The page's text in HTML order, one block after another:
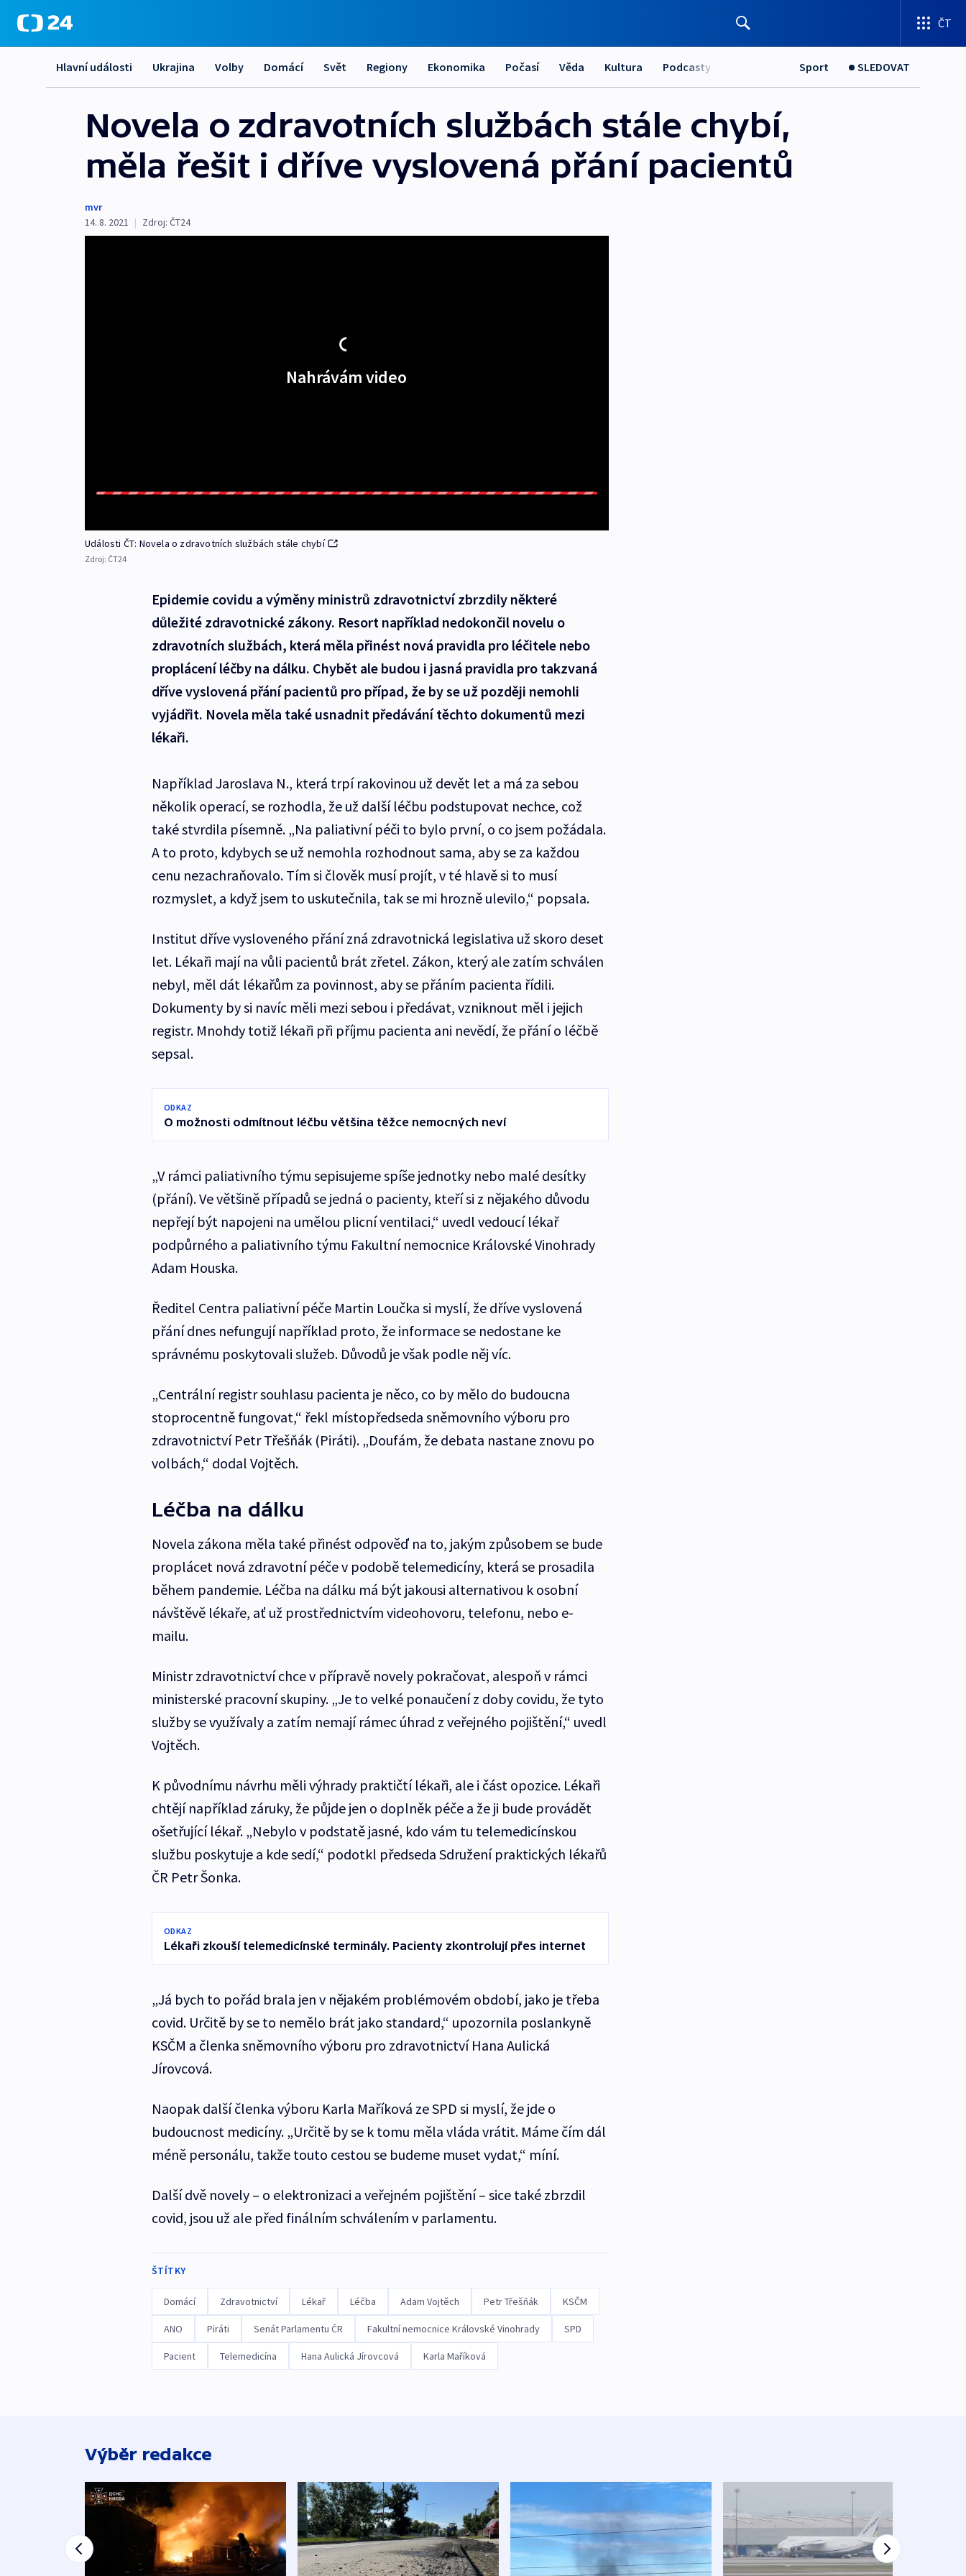
ČT
Hlavní události Ukrajina Volby Domácí Svět Regiony Ekonomika Počasí Věda Kultura Podcasty Sport SLEDOVAT
Novela o zdravotních službách stále chybí,
měla řešit i dříve vyslovená přání pacientů
mvr
14. 8. 2021 | Zdroj: ČT24
Nahrávám video
Události ČT: Novela o zdravotních službách stále chybí
Zdroj: ČT24
Epidemie covidu a výměny ministrů zdravotnictví zbrzdily některé
důležité zdravotnické zákony. Resort například nedokončil novelu o
zdravotních službách, která měla přinést nová pravidla pro léčitele nebo
proplácení léčby na dálku. Chybět ale budou i jasná pravidla pro takzvaná
dříve vyslovená přání pacientů pro případ, že by se už později nemohli
vyjádřit. Novela měla také usnadnit předávání těchto dokumentů mezi
lékaři.
Například Jaroslava N., která trpí rakovinou už devět let a má za sebou
několik operací, se rozhodla, že už další léčbu podstupovat nechce, což
také stvrdila písemně. „Na paliativní péči to bylo první, o co jsem požádala.
A to proto, kdybych se už nemohla rozhodnout sama, aby se za každou
cenu nezachraňovalo. Tím si člověk musí projít, v té hlavě si to musí
rozmyslet, a když jsem to uskutečnila, tak se mi hrozně ulevilo,“ popsala.
Institut dříve vysloveného přání zná zdravotnická legislativa už skoro deset
let. Lékaři mají na vůli pacientů brát zřetel. Zákon, který ale zatím schválen
nebyl, měl dát lékařům za povinnost, aby se přáním pacienta řídili.
Dokumenty by si navíc měli mezi sebou i předávat, vzniknout měl i jejich
registr. Mnohdy totiž lékaři při příjmu pacienta ani nevědí, že přání o léčbě
sepsal.
ODKAZ
O možnosti odmítnout léčbu většina těžce nemocných neví
„V rámci paliativního týmu sepisujeme spíše jednotky nebo malé desítky
(přání). Ve většině případů se jedná o pacienty, kteří si z nějakého důvodu
nepřejí být napojeni na umělou plicní ventilaci,“ uvedl vedoucí lékař
podpůrného a paliativního týmu Fakultní nemocnice Královské Vinohrady
Adam Houska.
Ředitel Centra paliativní péče Martin Loučka si myslí, že dříve vyslovená
přání dnes nefungují například proto, že informace se nedostane ke
správnému poskytovali služeb. Důvodů je však podle něj víc.
„Centrální registr souhlasu pacienta je něco, co by mělo do budoucna
stoprocentně fungovat,“ řekl místopředseda sněmovního výboru pro
zdravotnictví Petr Třešňák (Piráti). „Doufám, že debata nastane znovu po
volbách,“ dodal Vojtěch.
Léčba na dálku
Novela zákona měla také přinést odpověď na to, jakým způsobem se bude
proplácet nová zdravotní péče v podobě telemedicíny, která se prosadila
během pandemie. Léčba na dálku má být jakousi alternativou k osobní
návštěvě lékaře, ať už prostřednictvím videohovoru, telefonu, nebo e-
mailu.
Ministr zdravotnictví chce v přípravě novely pokračovat, alespoň v rámci
ministerské pracovní skupiny. „Je to velké ponaučení z doby covidu, že tyto
služby se využívaly a zatím nemají rámec úhrad z veřejného pojištění,“ uvedl
Vojtěch.
K původnímu návrhu měli výhrady praktičtí lékaři, ale i část opozice. Lékaři
chtějí například záruky, že půjde jen o doplněk péče a že ji bude provádět
ošetřující lékař. „Nebylo v podstatě jasné, kdo vám tu telemedicínskou
službu poskytuje a kde sedí,“ podotkl předseda Sdružení praktických lékařů
ČR Petr Šonka.
ODKAZ
Lékaři zkouší telemedicínské terminály. Pacienty zkontrolují přes internet
„Já bych to pořád brala jen v nějakém problémovém období, jako je třeba
covid. Určitě by se to nemělo brát jako standard,“ upozornila poslankyně
KSČM a členka sněmovního výboru pro zdravotnictví Hana Aulická
Jírovcová.
Naopak další členka výboru Karla Maříková ze SPD si myslí, že jde o
budoucnost medicíny. „Určitě by se k tomu měla vláda vrátit. Máme čím dál
méně personálu, takže touto cestou se budeme muset vydat,“ míní.
Další dvě novely – o elektronizaci a veřejném pojištění – sice také zbrzdil
covid, jsou už ale před finálním schválením v parlamentu.
ŠTÍTKY
Domácí Zdravotnictví Lékař Léčba Adam Vojtěch Petr Třešňák KSČM
ANO Piráti Senát Parlamentu ČR Fakultní nemocnice Královské Vinohrady SPD
Pacient Telemedicína Hana Aulická Jírovcová Karla Maříková
Výběr redakce